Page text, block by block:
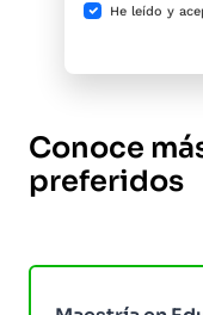
He leído y
Conoce
preferidos